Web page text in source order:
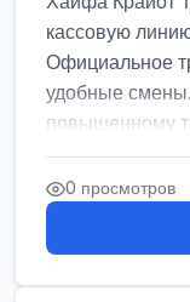
кассовую
Официальное
удобные
повышенному
0 просмотров